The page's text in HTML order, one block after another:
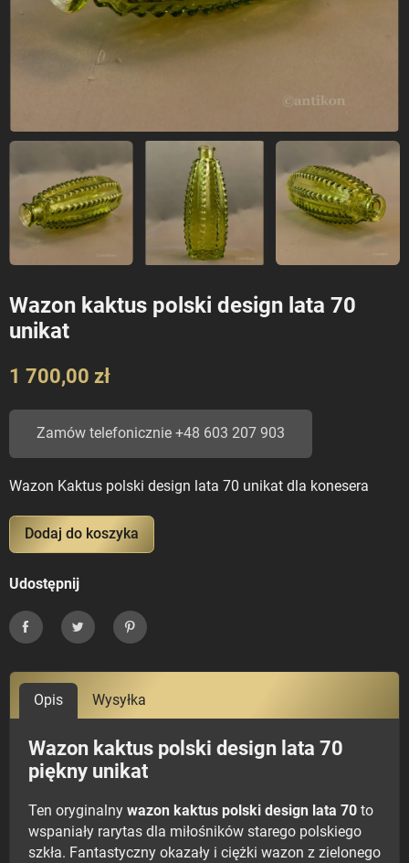
Wazon kaktus polski design lata 70
unikat
1 700,00 zł
Zamów telefonicznie +48 603 207 903
Wazon Kaktus polski design lata 70 unikat dla konesera
Dodaj do koszyka
Udostępnij
UdostępnijTweetujPinterest
Opis Wysyłka
Wazon kaktus polski design lata 70
piękny unikat
Ten oryginalny wazon kaktus polski design lata 70 to
wspaniały rarytas dla miłośników starego polskiego
szkła. Fantastyczny okazały i ciężki wazon z zielonego